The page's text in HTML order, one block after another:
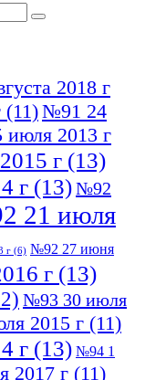
2018 г
(11)№91 24
2013 г
г (13)
г (13)№92
21 июля
г (6) №92 27 июня
г (13)
№93 30 июля
2015 г (11)
г (13) №94 1
2017 г (11)